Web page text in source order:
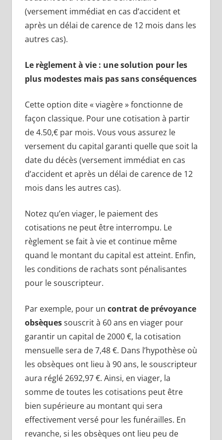
(versement immédiat en cas d’accident et
après un délai de carence de 12 mois dans les
autres cas).
Le règlement à vie : une solution pour les
plus modestes mais pas sans conséquences
Cette option dite « viagère » fonctionne de
façon classique. Pour une cotisation à partir
de 4.50,€ par mois. Vous vous assurez le
versement du capital garanti quelle que soit la
date du décès (versement immédiat en cas
d’accident et après un délai de carence de 12
mois dans les autres cas).
Notez qu’en viager, le paiement des
cotisations ne peut être interrompu. Le
règlement se fait à vie et continue même
quand le montant du capital est atteint. Enfin,
les conditions de rachats sont pénalisantes
pour le souscripteur.
Par exemple, pour un contrat de prévoyance
obsèquessouscrit à 60 ans en viager pour
garantir un capital de 2000 €, la cotisation
mensuelle sera de 7,48 €. Dans l’hypothèse où
les obsèques ont lieu à 90 ans, le souscripteur
aura réglé 2692,97 €. Ainsi, en viager, la
somme de toutes les cotisations peut être
bien supérieure au montant qui sera
effectivement versé pour les funérailles. En
revanche, si les obsèques ont lieu peu de